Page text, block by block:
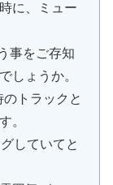
に、ミュー
事をご存知
しょうか。
トラックと
。
していてと